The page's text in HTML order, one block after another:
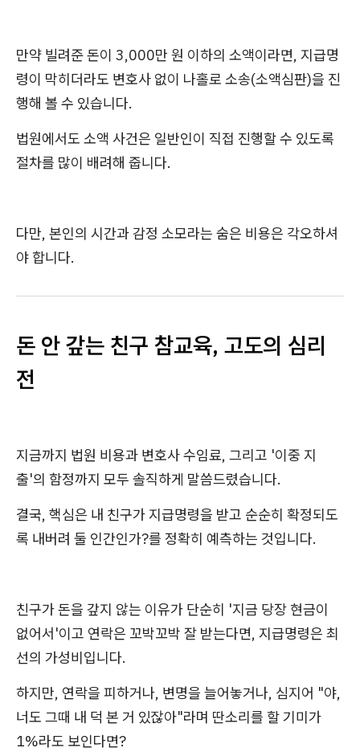
만약 빌려준 돈이 3,000만 원 이하의 소액이라면, 지급명
령이 막히더라도 변호사 없이 나홀로 소송(소액심판)을 진
행해 볼 수 있습니다.
법원에서도 소액 사건은 일반인이 직접 진행할 수 있도록
절차를 많이 배려해 줍니다.
다만, 본인의 시간과 감정 소모라는 숨은 비용은 각오하셔
야 합니다.
돈 안 갚는 친구 참교육, 고도의 심리
전
지금까지 법원 비용과 변호사 수임료, 그리고 '이중 지
출'의 함정까지 모두 솔직하게 말씀드렸습니다.
결국, 핵심은 내 친구가 지급명령을 받고 순순히 확정되도
록 내버려 둘 인간인가?를 정확히 예측하는 것입니다.
친구가 돈을 갚지 않는 이유가 단순히 '지금 당장 현금이
없어서'이고 연락은 꼬박꼬박 잘 받는다면, 지급명령은 최
선의 가성비입니다.
하지만, 연락을 피하거나, 변명을 늘어놓거나, 심지어 "야,
너도 그때 내 덕 본 거 있잖아"라며 딴소리를 할 기미가
1%라도 보인다면?